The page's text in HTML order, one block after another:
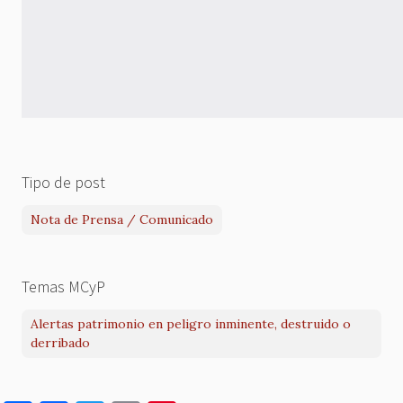
Tipo de post
Nota de Prensa / Comunicado
Temas MCyP
Alertas patrimonio en peligro inminente, destruido o
derribado